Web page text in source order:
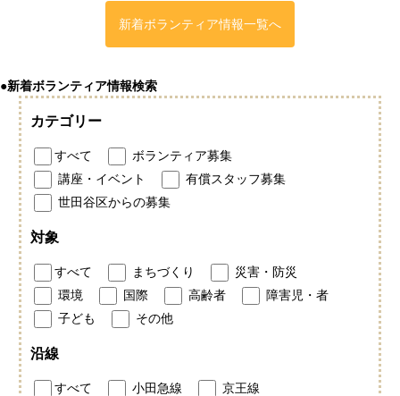
新着ボランティア情報一覧へ
●新着ボランティア情報検索
カテゴリー
すべて
ボランティア募集
講座・イベント
有償スタッフ募集
世田谷区からの募集
対象
すべて まちづくり
災害・防災
環境
国際 高齢者
障害児・者
子ども
その他
沿線
すべて 小田急線
京王線